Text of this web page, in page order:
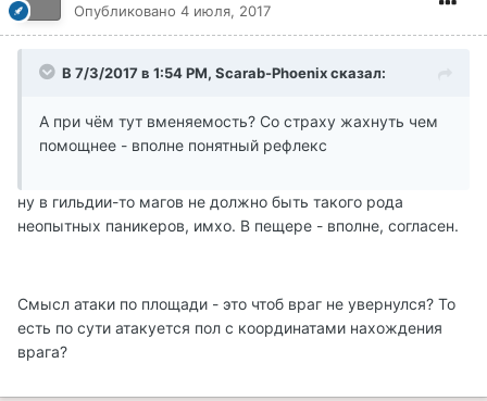
Опубликовано 4 июля, 2017
В 7/3/2017 в 1:54 PM, Scarab-Phoenix сказал:
А при чём тут вменяемость? Со страху жахнуть чем
помощнее - вполне понятный рефлекс
ну в гильдии-то магов не должно быть такого рода
неопытных паникеров, имхо. В пещере - вполне, согласен.
Смысл атаки по площади - это чтоб враг не увернулся? То
есть по сути атакуется пол с координатами нахождения
врага?